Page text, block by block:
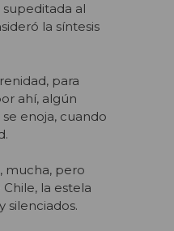
al
la síntesis
para
ahí, algún
enoja, cuando
mucha, pero
la estela
silenciados.